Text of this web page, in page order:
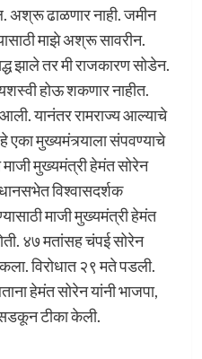
अश्रू ढाळणार नाही. जमीन
माझे अश्रू सावरीन.
झाले तर मी राजकारण सोडेन.
होऊ शकणार नाहीत.
यानंतर रामराज्य आल्याचे
मुख्यमंत्र्याला संपवण्याचे
मुख्यमंत्री हेमंत सोरेन
विश्वासदर्शक
माजी मुख्यमंत्री हेमंत
४७ मतांसह चंपई सोरेन
विरोधात २९ मते पडली.
हेमंत सोरेन यांनी भाजपा,
टीका केली.